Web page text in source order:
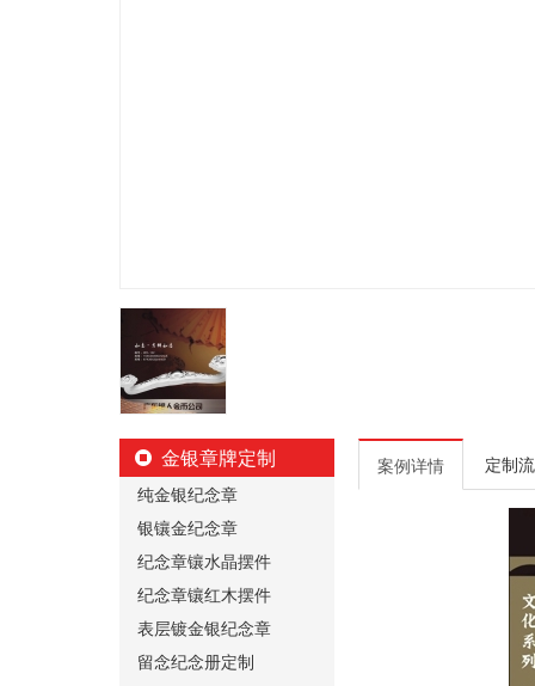
金银章牌定制
纯金银纪念章
银镶金纪念章
纪念章镶水晶摆件
纪念章镶红木摆件
表层镀金银纪念章
留念纪念册定制
案例详情 定制